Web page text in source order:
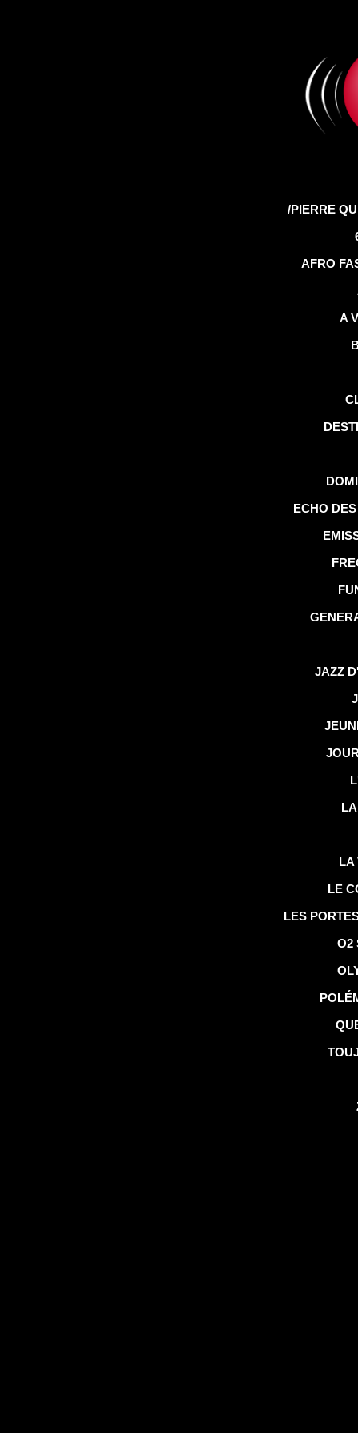
/PIERRE
AFRO
A
ECHO
JAZZ
LA
LE
LES
O2